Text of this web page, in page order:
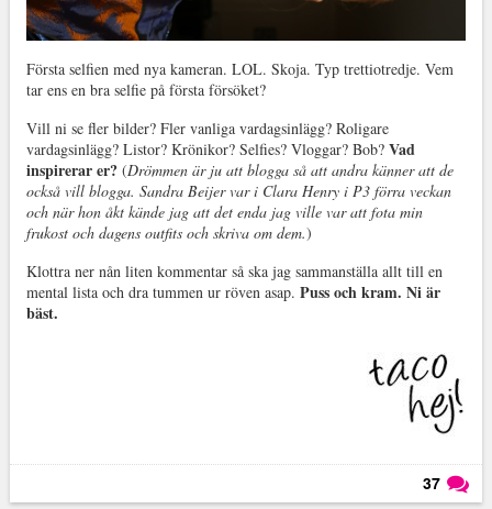
Första selfien med nya kameran. LOL. Skoja. Typ trettiotredje. Vem
tar ens en bra selfie på första försöket?
Vill ni se fler bilder? Fler vanliga vardagsinlägg? Roligare
vardagsinlägg? Listor? Krönikor? Selfies? Vloggar? Bob? Vad
inspirerar er?(Drömmen är ju att blogga så att andra känner att de
också vill blogga. Sandra Beijer var i Clara Henry i P3 förra veckan
och när hon åkt kände jag att det enda jag ville var att fota min
frukost och dagens outfits och skriva om dem.)
Klottra ner nån liten kommentar så ska jag sammanställa allt till en
mental lista och dra tummen ur röven asap. Puss och kram. Ni är
bäst.
37